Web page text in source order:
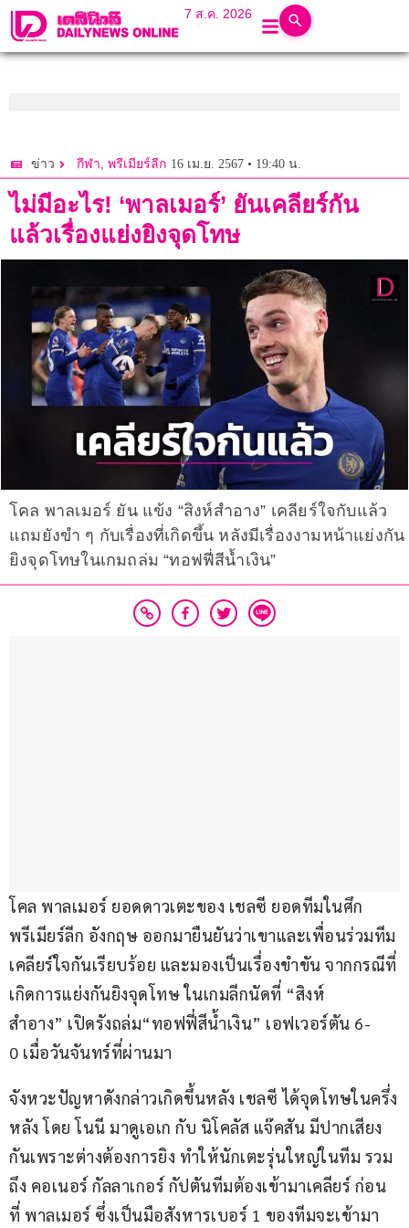
7 ส.ค. 2026
ข่าว กีฬา, พรีเมียร์ลีก 16 เม.ย. 2567 • 19:40 น.
ไม่มีอะไร! ‘พาลเมอร์’ ยันเคลียร์กัน
แล้วเรื่องแย่งยิงจุดโทษ
โคล พาลเมอร์ ยัน แข้ง “สิงห์สำอาง” เคลียร์ใจกับแล้ว
แถมยังขำ ๆ กับเรื่องที่เกิดขึ้น หลังมีเรื่องงามหน้าแย่งกัน
ยิงจุดโทษในเกมถล่ม “ทอฟฟี่สีน้ำเงิน”
โคล พาลเมอร์ ยอดดาวเตะของ เชลซี ยอดทีมในศึก
พรีเมียร์ลีก อังกฤษ ออกมายืนยันว่าเขาและเพื่อนร่วมทีม
เคลียร์ใจกันเรียบร้อย และมองเป็นเรื่องขำขัน จากกรณีที่
เกิดการแย่งกันยิงจุดโทษ ในเกมลีกนัดที่ “สิงห์
สำอาง” เปิดรังถล่ม“ทอฟฟี่สีน้ำเงิน” เอฟเวอร์ตัน 6-
0 เมื่อวันจันทร์ที่ผ่านมา
จังหวะปัญหาดังกล่าวเกิดขึ้นหลัง เชลซี ได้จุดโทษในครึ่ง
หลัง โดย โนนี มาดูเอเก กับ นิโคลัส แจ๊คสัน มีปากเสียง
กันเพราะต่างต้องการยิง ทำให้นักเตะรุ่นใหญ่ในทีม รวม
ถึง คอเนอร์ กัลลาเกอร์ กัปตันทีมต้องเข้ามาเคลียร์ ก่อน
ที่ พาลเมอร์ ซึ่งเป็นมือสังหารเบอร์ 1 ของทีมจะเข้ามา